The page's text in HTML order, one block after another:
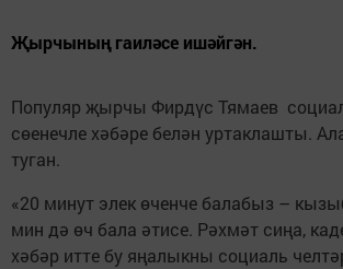
Җырчының гаиләсе ишәйгән.
Популяр җырчы Фирдүс Тямаев
сөенечле хәбәре белән уртаклашты.
туган.
«20 минут элек өченче балабыз –
мин дә өч бала әтисе. Рәхмәт сиңа,
хәбәр итте бу яңалыкны социаль